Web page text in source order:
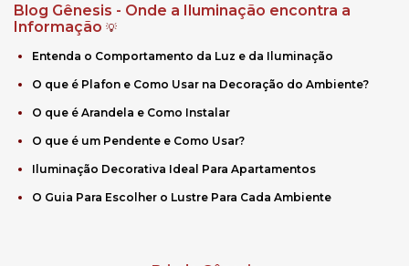
Blog Gênesis - Onde a Iluminação encontra a
Informação 💡
Entenda o Comportamento da Luz e da Iluminação
O que é Plafon e Como Usar na Decoração do Ambiente?
O que é Arandela e Como Instalar
O que é um Pendente e Como Usar?
Iluminação Decorativa Ideal Para Apartamentos
O Guia Para Escolher o Lustre Para Cada Ambiente